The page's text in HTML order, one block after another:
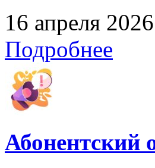
16 апреля 2026
Подробнее
Абонентский